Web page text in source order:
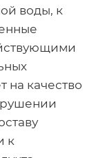
воды, к
на качество
к